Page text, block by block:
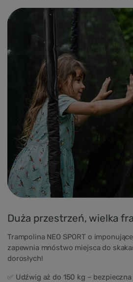
Duża przestrzeń, wielka
Trampolina NEO SPORT o
zapewnia mnóstwo miejsca do
dorosłych!
✅ Udźwig aż do 150 kg – bezpieczna